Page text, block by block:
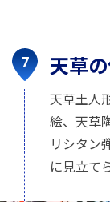
天草
天草土人
絵、天草
リシタン
に見立て